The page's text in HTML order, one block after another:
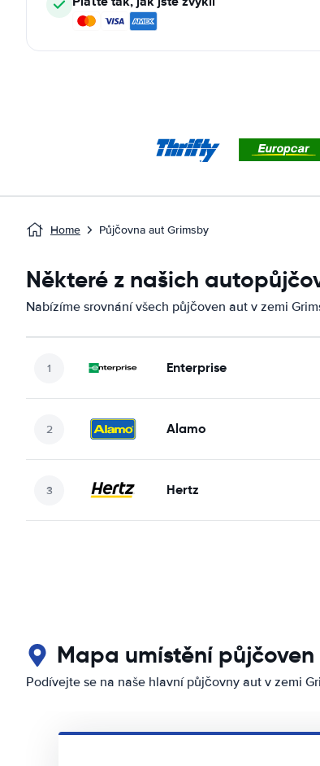
Home Půjčovna aut Grimsby
Některé z našich
Nabízíme srovnání všech půjčoven aut v zemi
Enterprise
Alamo
Hertz
Mapa umístění
Podívejte se na naše hlavní půjčovny aut v zemi